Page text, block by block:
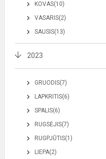
KOVAS(10)
VASARIS(2)
SAUSIS(13)
2023
GRUODIS(7)
LAPKRITIS(6)
SPALIS(6)
RUGSĖJIS(7)
RUGPJŪTIS(1)
LIEPA(2)